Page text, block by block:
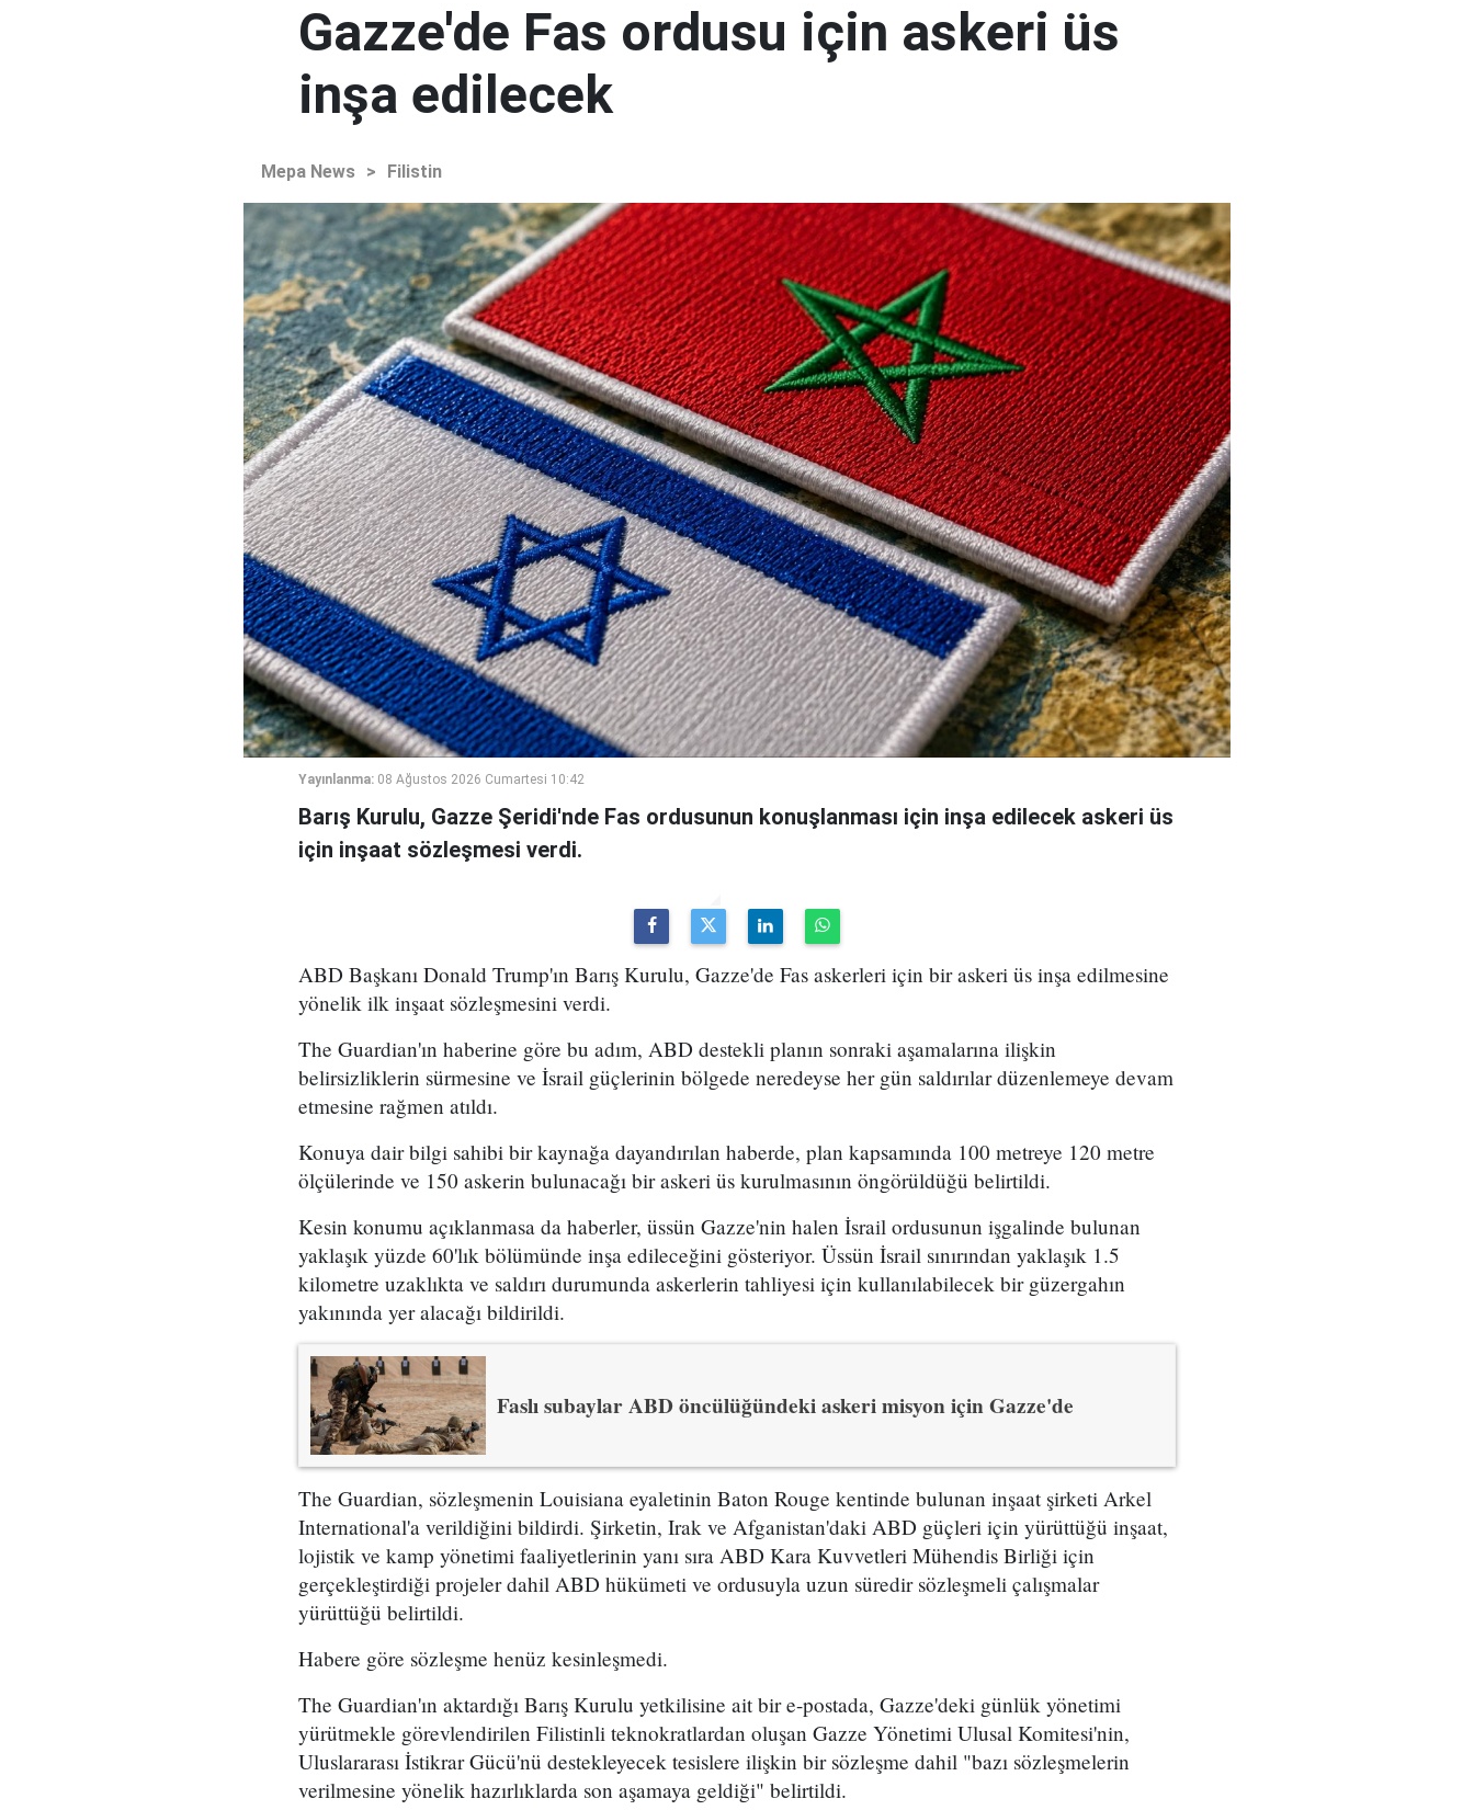
Gazze'de Fas ordusu için askeri üs
inşa edilecek
Mepa News > Filistin
Yayınlanma: 08 Ağustos 2026 Cumartesi 10:42
Barış Kurulu, Gazze Şeridi'nde Fas ordusunun konuşlanması için inşa edilecek askeri üs
için inşaat sözleşmesi verdi.
ABD Başkanı Donald Trump'ın Barış Kurulu, Gazze'de Fas askerleri için bir askeri üs inşa edilmesine
yönelik ilk inşaat sözleşmesini verdi.
The Guardian'ın haberine göre bu adım, ABD destekli planın sonraki aşamalarına ilişkin
belirsizliklerin sürmesine ve İsrail güçlerinin bölgede neredeyse her gün saldırılar düzenlemeye devam
etmesine rağmen atıldı.
Konuya dair bilgi sahibi bir kaynağa dayandırılan haberde, plan kapsamında 100 metreye 120 metre
ölçülerinde ve 150 askerin bulunacağı bir askeri üs kurulmasının öngörüldüğü belirtildi.
Kesin konumu açıklanmasa da haberler, üssün Gazze'nin halen İsrail ordusunun işgalinde bulunan
yaklaşık yüzde 60'lık bölümünde inşa edileceğini gösteriyor. Üssün İsrail sınırından yaklaşık 1.5
kilometre uzaklıkta ve saldırı durumunda askerlerin tahliyesi için kullanılabilecek bir güzergahın
yakınında yer alacağı bildirildi.
Faslı subaylar ABD öncülüğündeki askeri misyon için Gazze'de
The Guardian, sözleşmenin Louisiana eyaletinin Baton Rouge kentinde bulunan inşaat şirketi Arkel
International'a verildiğini bildirdi. Şirketin, Irak ve Afganistan'daki ABD güçleri için yürüttüğü inşaat,
lojistik ve kamp yönetimi faaliyetlerinin yanı sıra ABD Kara Kuvvetleri Mühendis Birliği için
gerçekleştirdiği projeler dahil ABD hükümeti ve ordusuyla uzun süredir sözleşmeli çalışmalar
yürüttüğü belirtildi.
Habere göre sözleşme henüz kesinleşmedi.
The Guardian'ın aktardığı Barış Kurulu yetkilisine ait bir e-postada, Gazze'deki günlük yönetimi
yürütmekle görevlendirilen Filistinli teknokratlardan oluşan Gazze Yönetimi Ulusal Komitesi'nin,
Uluslararası İstikrar Gücü'nü destekleyecek tesislere ilişkin bir sözleşme dahil "bazı sözleşmelerin
verilmesine yönelik hazırlıklarda son aşamaya geldiği" belirtildi.